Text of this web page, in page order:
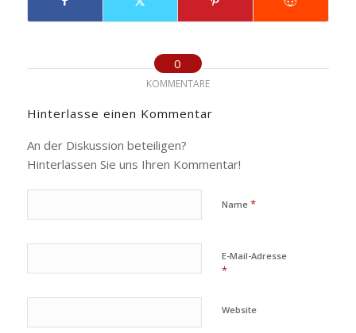
0
KOMMENTARE
Hinterlasse einen Kommentar
An der Diskussion beteiligen?
Hinterlassen Sie uns Ihren Kommentar!
Name *
E-Mail-Adresse
*
Website